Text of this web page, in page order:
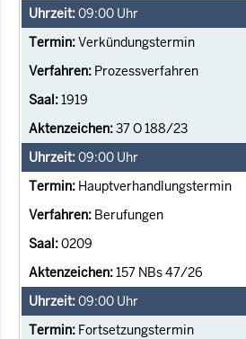
09:00 Uhr
Verkündungstermin
Prozessverfahren
1919
37 O 188/23
09:00 Uhr
Hauptverhandlungstermin
Berufungen
0209
157 NBs 47/26
09:00 Uhr
Fortsetzungstermin